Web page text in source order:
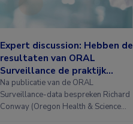
Expert discussion: Hebben de
resultaten van ORAL
Surveillance de praktijk
veranderd?
Na publicatie van de ORAL
Surveillance-data bespreken Richard
Conway (Oregon Health & Science